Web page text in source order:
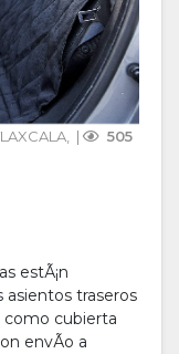
|
505
estÃ¡n
asientos traseros
como cubierta
envÃ­o a